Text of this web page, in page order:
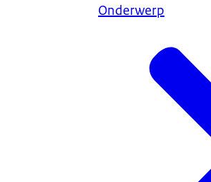
Onderwerp